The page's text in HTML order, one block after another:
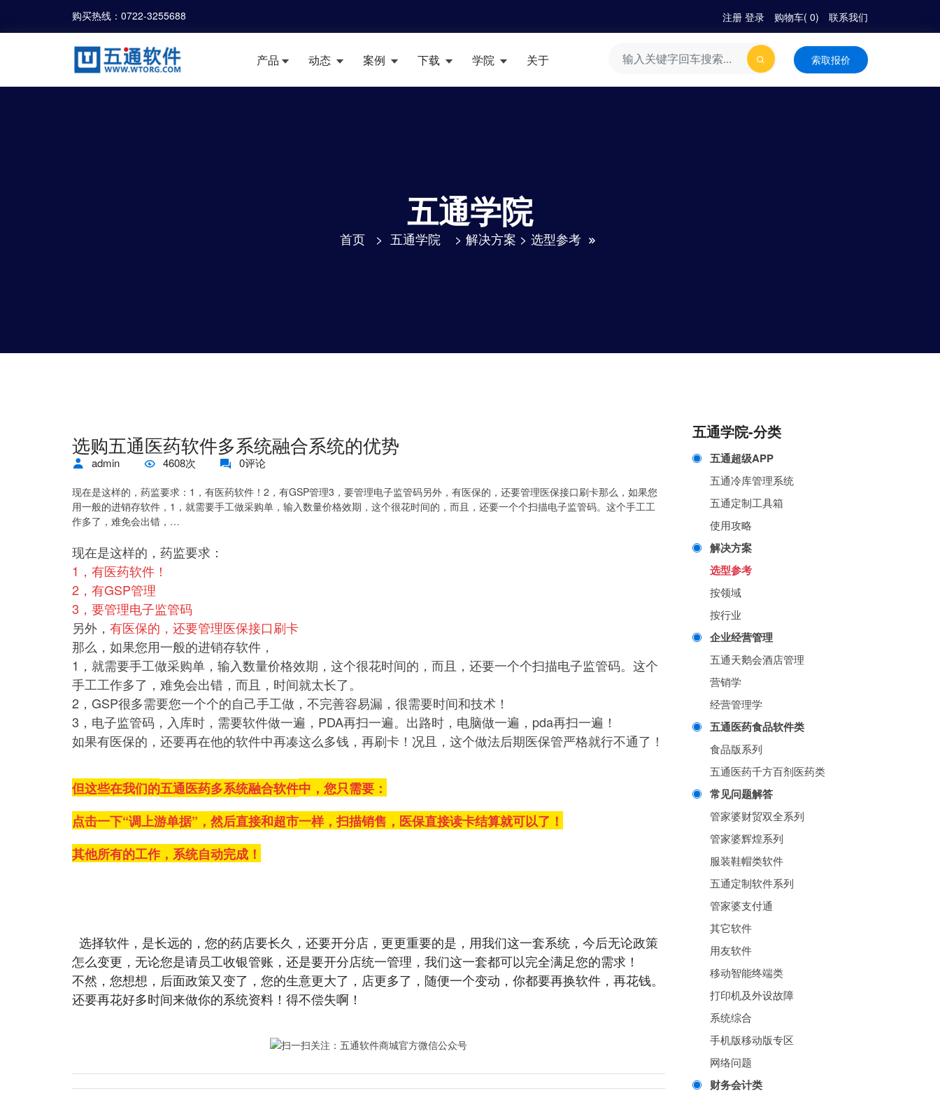
购买热线： 0722-3255688 注册| 登录 购物车( 0) 联系我们
产品 动态 案例 下载 学院 关于 索取报价
五通学院
首页> 五通学院> 解决方案 > 选型参考
选购五通医药软件多系统融合系统的优势
admin 4608次 0评论
现在是这样的，药监要求：1，有医药软件！2，有GSP管理3，要管理电子监管码另外，有医保的，还要管理医保接口刷卡那么，如果您
用一般的进销存软件，1，就需要手工做采购单，输入数量价格效期，这个很花时间的，而且，还要一个个扫描电子监管码。这个手工工
作多了，难免会出错，…
现在是这样的，药监要求：
1，有医药软件！
2，有GSP管理
3，要管理电子监管码
另外， 有医保的，还要管理医保接口刷卡
那么，如果您用一般的进销存软件，
1，就需要手工做采购单，输入数量价格效期，这个很花时间的，而且，还要一个个扫描电子监管码。这个
手工工作多了，难免会出错，而且，时间就太长了。
2，GSP很多需要您一个个的自己手工做，不完善容易漏，很需要时间和技术！
3，电子监管码，入库时，需要软件做一遍，PDA再扫一遍。出路时，电脑做一遍，pda再扫一遍！
如果有医保的，还要再在他的软件中再凑这么多钱，再刷卡！况且，这个做法后期医保管严格就行不通了！
但这些在我们的五通医药多系统融合软件中，您只需要：
点击一下“调上游单据”， 然后直接和超市一样，扫描销售，医保直接读卡结算就可以了！
其他所有的工作，系统自动完成！
选择软件，是长远的，您的药店要长久，还要开分店，更更重要的是，用我们这一套系统，今后无论政策
怎么变更，无论您是请员工收银管账，还是要开分店统一管理，我们这一套都可以完全满足您的需求！
不然，您想想，后面政策又变了，您的生意更大了，店更多了，随便一个变动，你都要再换软件，再花钱。
还要再花好多时间来做你的系统资料！得不偿失啊！
五通学院-分类
五通超级APP
五通冷库管理系统
五通定制工具箱
使用攻略
解决方案
选型参考
按领域
按行业
企业经营管理
五通天鹅会酒店管理
营销学
经营管理学
五通医药食品软件类
食品版系列
五通医药千方百剂医药类
常见问题解答
管家婆财贸双全系列
管家婆辉煌系列
服装鞋帽类软件
五通定制软件系列
管家婆支付通
其它软件
用友软件
移动智能终端类
打印机及外设故障
系统综合
手机版移动版专区
网络问题
财务会计类